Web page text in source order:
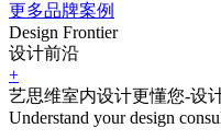
更多品牌案例
Design Frontier
设计前沿
+
艺思维室内设计更懂您-设
Understand your design